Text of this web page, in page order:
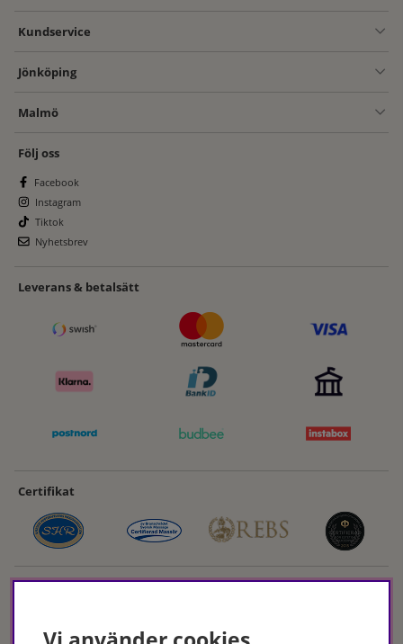
Kundservice
Jönköping
Malmö
Följ oss
Facebook
Instagram
Tiktok
Nyhetsbrev
Leverans & betalsätt
Certifikat